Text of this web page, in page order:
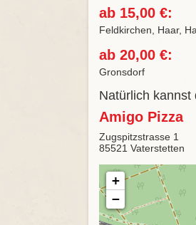
ab 15,00 €:
Feldkirchen, Haar,
ab 20,00 €:
Gronsdorf
Natürlich kannst
Amigo Pizza
Zugspitzstrasse 1
85521 Vaterstetten
+
−